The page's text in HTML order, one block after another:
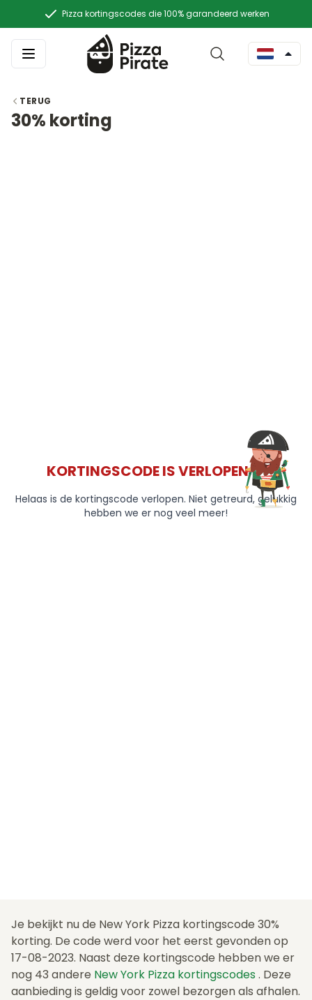
Pizza kortingscodes die 100% garandeerd werken
TERUG
30% korting
KORTINGSCODE IS VERLOPEN 😞
Helaas is de kortingscode verlopen. Niet getreurd, gelukkig
hebben we er nog veel meer!
Je bekijkt nu de New York Pizza kortingscode 30%
korting. De code werd voor het eerst gevonden op
17-08-2023. Naast deze kortingscode hebben we er
nog 43 andere New York Pizza kortingscodes . Deze
aanbieding is geldig voor zowel bezorgen als afhalen.